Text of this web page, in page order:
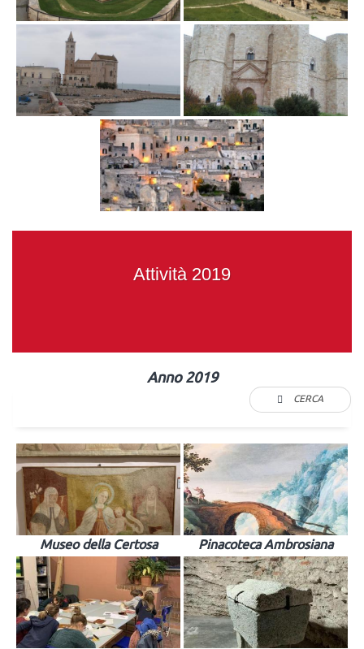
Attività 2019
Anno 2019
CERCA
Museo della Certosa Pinacoteca Ambrosiana